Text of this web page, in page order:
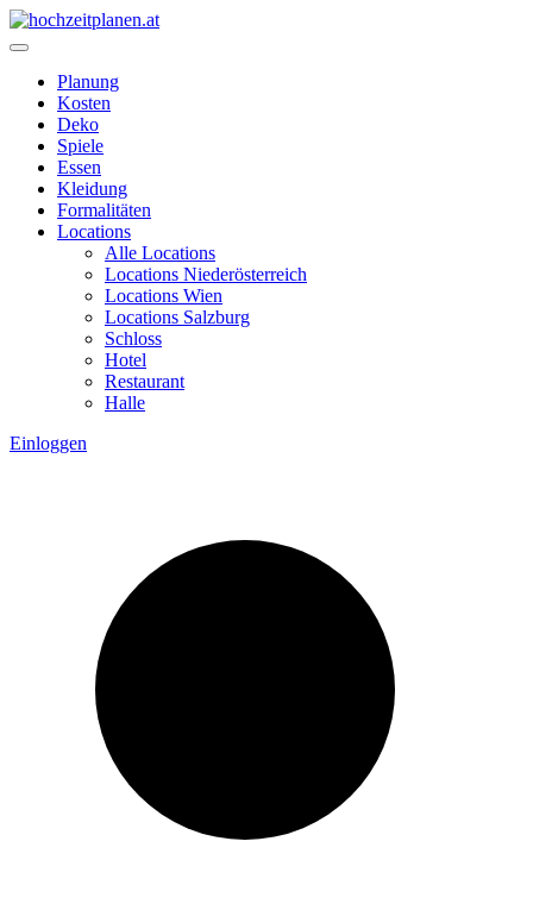
Planung
Kosten
Deko
Spiele
Essen
Kleidung
Formalitäten
Locations
Alle Locations
Locations Niederösterreich
Locations Wien
Locations Salzburg
Schloss
Hotel
Restaurant
Halle
Einloggen